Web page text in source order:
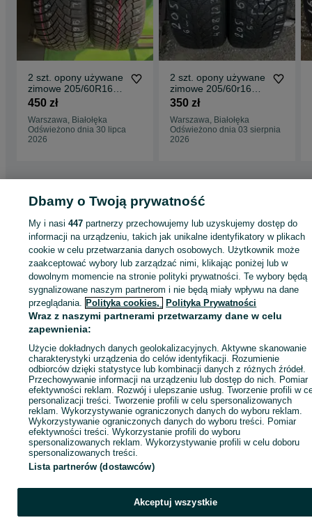
2 szt. opony używane
zimowe 205/60R16
XL 96H Bridgestone
450 zł
Warszawa, Białołęka
Odświeżono dnia 30 lipca
2026
2 szt. opony używane
zimowe 205/60r16
92H * Bridgestone
350 zł
Warszawa, Białołęka
Odświeżono dnia 03 sierpnia
2026
Strona główna Motoryzacja Opony i Felgi Opony
KATEGORIA
ID:863392213 Wyświetlenia:
Zadzwoń / SMS
Dbamy o Twoją prywatność
My i nasi447 partnerzy przechowujemy lub uzyskujemy dostęp do
informacji na urządzeniu, takich jak unikalne identyfikatory w plikach
cookie w celu przetwarzania danych osobowych. Użytkownik może
zaakceptować wybory lub zarządzać nimi, klikając poniżej lub w
dowolnym momencie na stronie polityki prywatności. Te wybory będą
sygnalizowane naszym partnerom i nie będą miały wpływu na dane
przeglądania. Polityka cookies, Polityka Prywatności
Wraz z naszymi partnerami przetwarzamy dane w celu
zapewnienia:
Użycie dokładnych danych geolokalizacyjnych. Aktywne skanowanie
charakterystyki urządzenia do celów identyfikacji. Rozumienie
odbiorców dzięki statystyce lub kombinacji danych z różnych źródeł.
Przechowywanie informacji na urządzeniu lub dostęp do nich. Pomiar
efektywności reklam. Rozwój i ulepszanie usług. Tworzenie profili w
personalizacji treści. Tworzenie profili w celu spersonalizowanych
reklam. Wykorzystywanie ograniczonych danych do wyboru reklam.
Wykorzystywanie ograniczonych danych do wyboru treści. Pomiar
efektywności treści. Wykorzystanie profili do wyboru
spersonalizowanych reklam. Wykorzystywanie profili w celu doboru
spersonalizowanych treści.
Lista partnerów (dostawców)
Akceptuj wszystkie